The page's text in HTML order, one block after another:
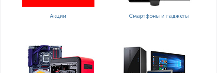
Акции Смартфоны и гаджеты